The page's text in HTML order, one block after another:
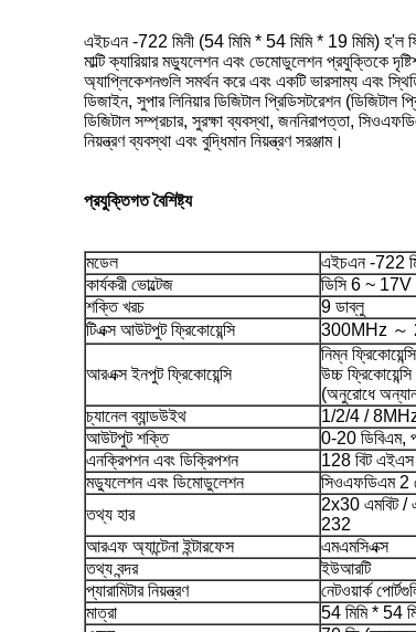
এইচএন -722 মিনী (54 মিমি * 54 মিমি * 19 মিমি) হ'ল
মাল্টি ক্যারিয়ার মড্যুলেশন এবং ডেমোডুলেশন প্রযুক্তিকে
অ্যাপ্লিকেশনগুলি সমর্থন করে এবং একটি ভারসাম্য এবং
ডিজাইন, সুপার লিনিয়ার ডিজিটাল প্রিডিসটরেশন
ডিজিটাল সম্প্রচার, সুরক্ষা ব্যবস্থা, জননিরাপত্তা,
নিয়ন্ত্রণ ব্যবস্থা এবং বুদ্ধিমান নিয়ন্ত্রণ সরঞ্জাম।
প্রযুক্তিগত বৈশিষ্ট্য
মডেল
এইচএন -722
কার্যকরী ভোল্টেজ
ডিসি 6 ~ 17V
শক্তি খরচ
9 ডাব্লু
টিএক্স আউটপুট ফ্রিকোয়েন্সি
300MHz ～
আরএক্স ইনপুট ফ্রিকোয়েন্সি
নিম্ন
উচ্চ
(অনুরোধে
চ্যানেল ব্যান্ডউইথ
1/2/4 /
আউটপুট শক্তি
0-20 ডিবিএম,
এনক্রিপশন এবং ডিক্রিপশন
128 বিট এইএস
মড্যুলেশন এবং ডিমোডুলেশন
সিওএফডিএম 2
তথ্য হার
2x30 এমবিট
232
আরএফ অ্যান্টেনা ইন্টারফেস
এমএমসিএক্স
তথ্য বন্দর
ইউআরটি
প্যারামিটার নিয়ন্ত্রণ
নেটওয়ার্ক
মাত্রা
54 মিমি * 54